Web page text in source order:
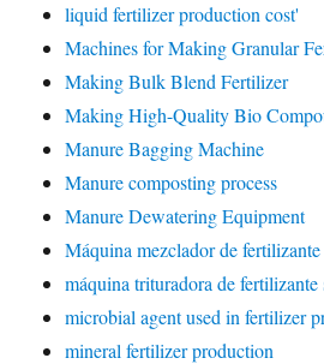
liquid fertilizer production cost'
Machines for Making Granular
Making Bulk Blend Fertilizer
Making High-Quality Bio
Manure Bagging Machine
Manure composting process
Manure Dewatering Equipment
Máquina mezclador de
máquina trituradora de fertilizante
microbial agent used in fertilizer
mineral fertilizer production